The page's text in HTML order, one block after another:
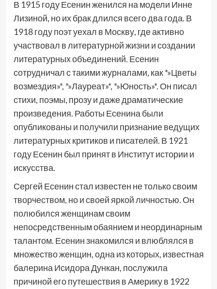
В 1915 году Есенин женился на модели Инне
Лизиной, но их брак длился всего два года. В
1918 году поэт уехал в Москву, где активно
участвовал в литературной жизни и создании
литературных объединений. Есенин
сотрудничал с такими журналами, как *»Цветы
возмездия»*, *»Лауреат»*, *»Юность»*. Он писал
стихи, поэмы, прозу и даже драматические
произведения. Работы Есенина были
опубликованы и получили признание ведущих
литературных критиков и писателей. В 1921
году Есенин был принят в Институт истории и
искусства.
Сергей Есенин стал известен не только своим
творчеством, но и своей яркой личностью. Он
полюбился женщинам своим
непосредственным обаянием и неординарным
талантом. Есенин знакомился и влюблялся в
множество женщин, одна из которых, известная
балерина Исидора Дункан, послужила
причиной его путешествия в Америку в 1922